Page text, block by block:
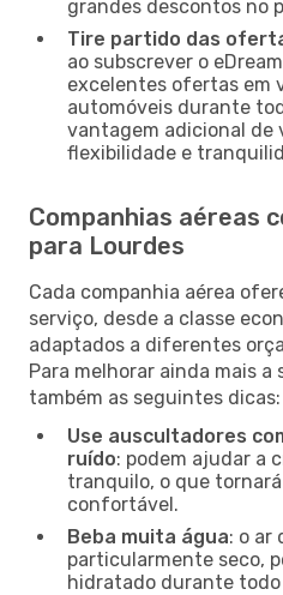
grandes descontos no
Tire partido das
ao subscrever o
excelentes ofertas em
automóveis durante
vantagem adicional de
flexibilidade e
Companhias aéreas
para Lourdes
Cada companhia aérea
serviço, desde a classe
adaptados a diferentes
Para melhorar ainda mais a
também as seguintes dicas:
Use auscultadores
ruído: podem ajudar a
tranquilo, o que
confortável.
Beba muita água: o ar
particularmente seco,
hidratado durante todo